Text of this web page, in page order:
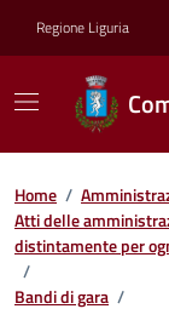
Regione Liguria
Home /
Atti delle
distintamente per
/
Bandi di gara /